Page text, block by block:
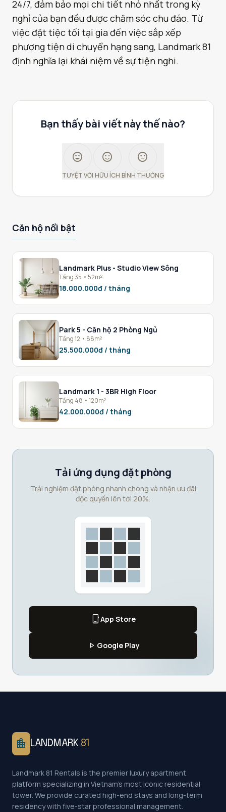
24/7, đảm bảo mọi chi tiết nhỏ nhất trong kỳ
nghỉ của bạn đều được chăm sóc chu đáo. Từ
việc đặt tiệc tối tại gia đến việc sắp xếp
phương tiện di chuyển hạng sang, Landmark 81
định nghĩa lại khái niệm về sự tiện nghi.
Bạn thấy bài viết này thế nào?
sentiment_very_satisfied
TUYỆT VỜI
sentiment_satisfied
HỮU ÍCH
sentiment_neutral
BÌNH THƯỜNG
Căn hộ nổi bật
Landmark Plus - Studio View Sông
Tầng 35 • 52m²
18.000.000đ / tháng
Park 5 - Căn hộ 2 Phòng Ngủ
Tầng 12 • 88m²
25.500.000đ / tháng
Landmark 1 - 3BR High Floor
Tầng 48 • 120m²
42.000.000đ / tháng
Tải ứng dụng đặt phòng
Trải nghiệm đặt phòng nhanh chóng và nhận ưu đãi
độc quyền lên tới 20%.
phone_iphoneApp Store
play_arrow Google Play
location_city LANDMARK 81
Landmark 81 Rentals is the premier luxury apartment
platform specializing in Vietnam's most iconic residential
tower. We provide curated high-end stays and long-term
residency with five-star professional management.